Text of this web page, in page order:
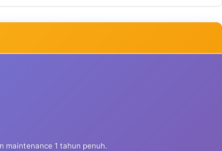
maintenance 1 tahun penuh.